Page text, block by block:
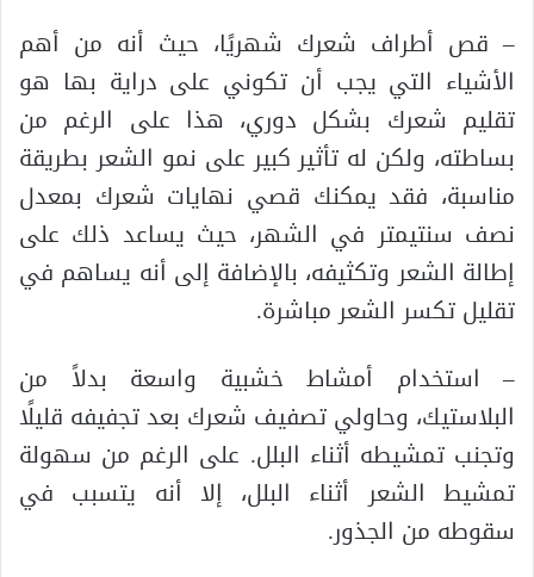
– قص أطراف شعرك شهريًا، حيث أنه من أهم
الأشياء التي يجب أن تكوني على دراية بها هو
تقليم شعرك بشكل دوري، هذا على الرغم من
بساطته، ولكن له تأثير كبير على نمو الشعر بطريقة
مناسبة، فقد يمكنك قصي نهايات شعرك بمعدل
نصف سنتيمتر في الشهر، حيث يساعد ذلك على
إطالة الشعر وتكثيفه، بالإضافة إلى أنه يساهم في
تقليل تكسر الشعر مباشرة.
– استخدام أمشاط خشبية واسعة بدلاً من
البلاستيك، وحاولي تصفيف شعرك بعد تجفيفه قليلًا
وتجنب تمشيطه أثناء البلل. على الرغم من سهولة
تمشيط الشعر أثناء البلل، إلا أنه يتسبب في
سقوطه من الجذور.